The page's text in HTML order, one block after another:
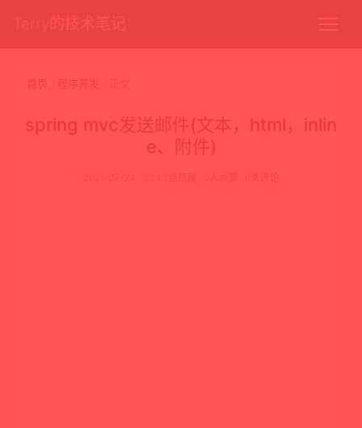
spring mvc发送邮件(文本，html，inlin
e、附件)